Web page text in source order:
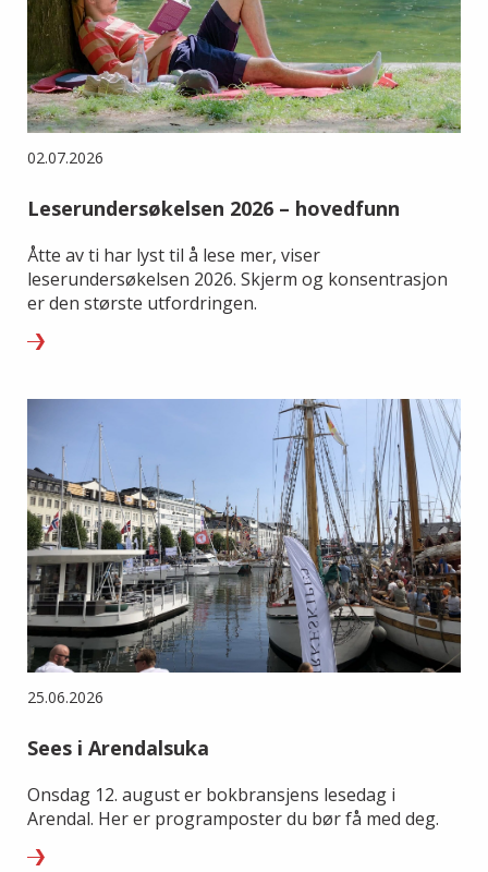
02.07.2026
Leserundersøkelsen 2026 – hovedfunn
Åtte av ti har lyst til å lese mer, viser
leserundersøkelsen 2026. Skjerm og konsentrasjon
er den største utfordringen.
25.06.2026
Sees i Arendalsuka
Onsdag 12. august er bokbransjens lesedag i
Arendal. Her er programposter du bør få med deg.